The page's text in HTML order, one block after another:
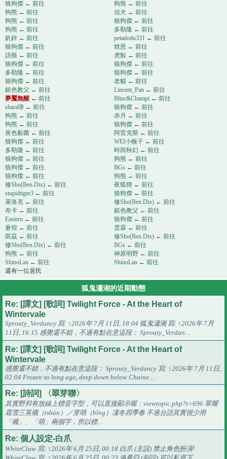
狼狗傑 ← 前往 狗熊 ←前往
狗熊 ← 前往 信犬 ←前往
狗熊 ← 前往 狼狗傑 ←前往
狗熊 ← 前往 多勒隆 ←前往
釩鋅 ← 前往 petadodu331 ←前往
狼狗傑 ← 前往 焓恩 ←前往
語狼 ← 前往 虎鯨 ←前往
狼狗傑 ← 前往 狼狗傑 ←前往
多勒隆 ← 前往 狼狗傑 ←前往
狼狗傑 ← 前往 老貓 ←前往
銀色教父 ← 前往 Lincent_Pan ←前往
夢魘無醒 ← 前往 Blizc&Champi ←前往
shara瑋 ← 前往 狼狗傑 ←前往
狗熊 ← 前往 赤月 ←前往
狗熊 ← 前往 狼狗傑 ←前往
黃色黏菌 ← 前往 阿雷克斯 ←前往
狼狗傑 ← 前往 WEI小猴子 ←前往
多勒隆 ← 前往 時雨秋幻 ←前往
狼狗傑 ← 前往 狗熊 ←前往
狼狗傑 ← 前往 BGs ←前往
狼狗傑 ← 前往 狗熊 ←前往
修Sho(Ben.Dix) ← 前往 夜狐狸 ←前往
stupidtiger3 ← 前往 狼狗傑 ←前往
萊洛克 ← 前往 修Sho(Ben.Dix) ←前往
布卡 ← 前往 銀色教父 ←前往
Eastern ← 前往 狼狗傑 ←前往
蒼煌 ← 前往 雲霖 ←前往
凱茲 ← 前往 修Sho(Ben.Dix) ←前往
修Sho(Ben.Dix) ← 前往 BGs ←前往
狗熊 ← 前往 神原明野 ←前往
ShinoLan ← 前往 ShinoLan ←前往
還有一位居民
狐鬼瀟湘的近期動態
Re: [譯文] [歌詞] Twilight Force - At the Heart of
Wintervale
Sprouty_Verdancy 寫: ↑2026年 7月 11日, 18:04 狐鬼瀟湘 寫: ↑2026年 7月
11日, 16:15 感覺還不錯，不過有點在意這段： Sprouty_Verdan…
Re: [譯文] [歌詞] Twilight Force - At the Heart of
Wintervale
感覺還不錯，不過有點在意這段： Sprouty_Verdancy 寫: ↑2026年 7月 11日,
02:04 Frozen so long ago, deep down below Chaine…
Re: [詩詞] 〈翠芽聯〉
其實野邦有放線上標音字型，可以直接顯示喔：viewtopic.php?t=696 翠耀
霜󠇡雪󠇢三󠇡英襯（tshùn）／芽萌（bîng）凜冬󠇡四󠇡季春 不過台語其實很少用
「襯」、「萌」兩個字，所以標…
Re: 個人設定-白爪
WhiteClaw 寫: ↑2026年 6月 25日, 00:18 白爪 (主設) 禁止角色扮演!